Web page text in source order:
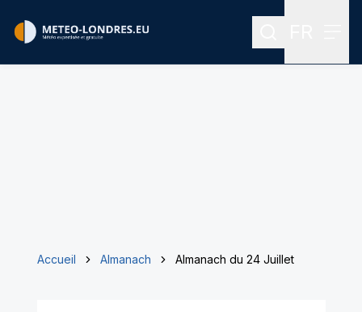
Rechercher
Accueil Almanach Almanach du 24 Juillet